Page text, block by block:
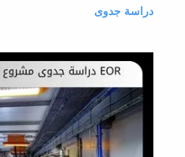
دراسة جدوى